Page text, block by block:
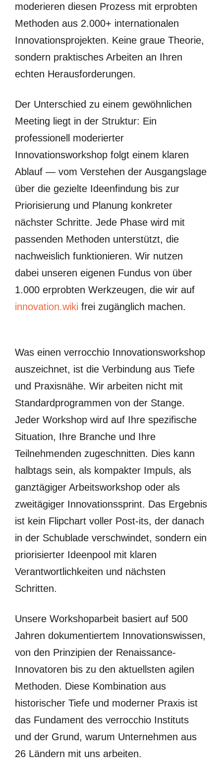
moderieren diesen Prozess mit erprobten
Methoden aus 2.000+ internationalen
Innovationsprojekten. Keine graue Theorie,
sondern praktisches Arbeiten an Ihren
echten Herausforderungen.
Der Unterschied zu einem gewöhnlichen
Meeting liegt in der Struktur: Ein
professionell moderierter
Innovationsworkshop folgt einem klaren
Ablauf — vom Verstehen der Ausgangslage
über die gezielte Ideenfindung bis zur
Priorisierung und Planung konkreter
nächster Schritte. Jede Phase wird mit
passenden Methoden unterstützt, die
nachweislich funktionieren. Wir nutzen
dabei unseren eigenen Fundus von über
1.000 erprobten Werkzeugen, die wir auf
innovation.wiki frei zugänglich machen.
Was einen verrocchio Innovationsworkshop
auszeichnet, ist die Verbindung aus Tiefe
und Praxisnähe. Wir arbeiten nicht mit
Standardprogrammen von der Stange.
Jeder Workshop wird auf Ihre spezifische
Situation, Ihre Branche und Ihre
Teilnehmenden zugeschnitten. Dies kann
halbtags sein, als kompakter Impuls, als
ganztägiger Arbeitsworkshop oder als
zweitägiger Innovationssprint. Das Ergebnis
ist kein Flipchart voller Post-its, der danach
in der Schublade verschwindet, sondern ein
priorisierter Ideenpool mit klaren
Verantwortlichkeiten und nächsten
Schritten.
Unsere Workshoparbeit basiert auf 500
Jahren dokumentiertem Innovationswissen,
von den Prinzipien der Renaissance-
Innovatoren bis zu den aktuellsten agilen
Methoden. Diese Kombination aus
historischer Tiefe und moderner Praxis ist
das Fundament des verrocchio Instituts
und der Grund, warum Unternehmen aus
26 Ländern mit uns arbeiten.